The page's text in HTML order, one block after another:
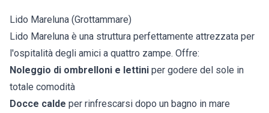
Lido Mareluna (Grottammare)
Lido Mareluna è una struttura perfettamente attrezzata per
l'ospitalità degli amici a quattro zampe. Offre:
Noleggio di ombrelloni e lettini per godere del sole in
totale comodità
Docce calde per rinfrescarsi dopo un bagno in mare